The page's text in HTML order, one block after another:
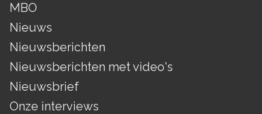
MBO
Nieuws
Nieuwsberichten
Nieuwsberichten met video's
Nieuwsbrief
Onze interviews